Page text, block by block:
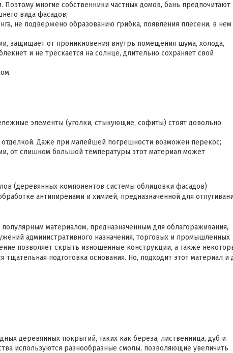
многие собственники частных домов, бань предпочитают
вида фасадов;
не подвержено образованию грибка, появления плесени, в нем
защищает от проникновения внутрь помещения шума, холода,
и не трескается на солнце, длительно сохраняет свой
элементы (уголки, стыкующие, софиты) стоят довольно
Даже при малейшей погрешности возможен перекос;
от слишком большой температуры этот материал может
(деревянных компонентов системы облицовки фасадов)
антипиренами и химией, предназначенной для
материалом, предназначенным для облагораживания,
административного назначения, торговых и промышленных
позволяет скрыть изношенные конструкции, а также
подготовка основания. Но, подходит этот материал и
деревянных покрытий, таких как береза, лиственница, дуб и
используются разнообразные смолы, позволяющие увеличить